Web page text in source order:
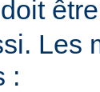
Les
: